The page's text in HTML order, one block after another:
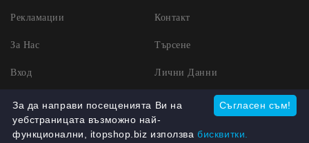
Рекламации
За Нас
Вход
Контакт
Търсене
Лични Данни
Условия за ползване
Куриерски услуги
Съгласен съм!
За да направи посещенията Ви на
уебстраницата възможно най-
функционални, itopshop.biz използвабисквитки.